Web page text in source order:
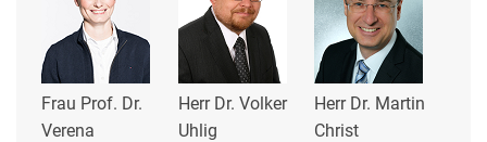
Frau Prof. Dr.
Verena
Herr Dr. Volker
Uhlig
Herr Dr. Martin
Christ